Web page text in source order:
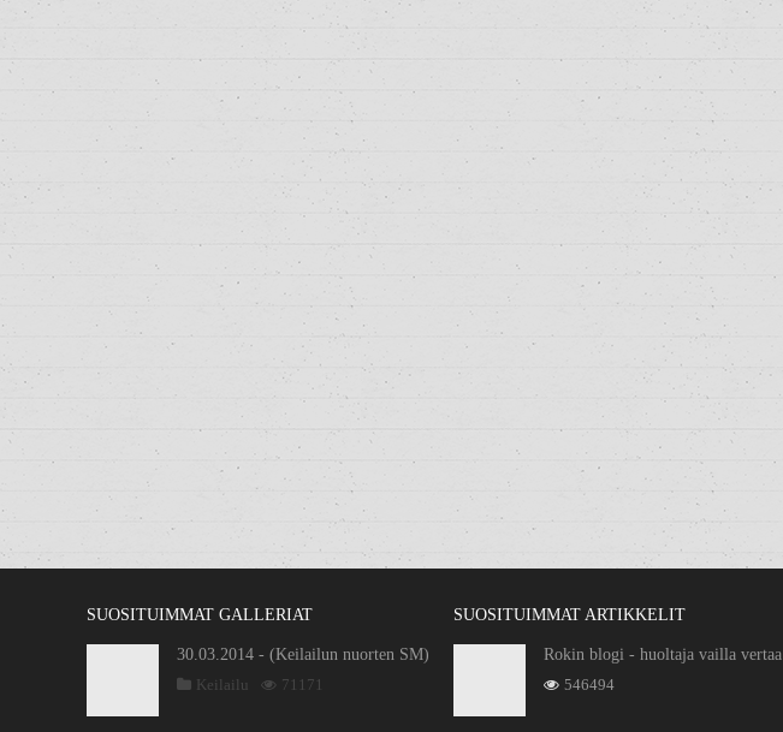
SUOSITUIMMAT GALLERIAT
30.03.2014 - (Keilailun nuorten SM)
Keilailu
71171
SUOSITUIMMAT ARTIKKELIT
Rokin blogi - huoltaja vailla vertaa
546494